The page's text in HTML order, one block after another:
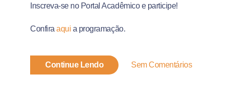
Inscreva-se no Portal Acadêmico e participe!
Confiraaqui a programação.
Continue Lendo Sem Comentários